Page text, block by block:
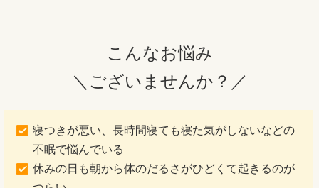
こんなお悩み
＼ございませんか？／
寝つきが悪い、長時間寝ても寝た気がしないなどの
不眠で悩んでいる
休みの日も朝から体のだるさがひどくて起きるのが